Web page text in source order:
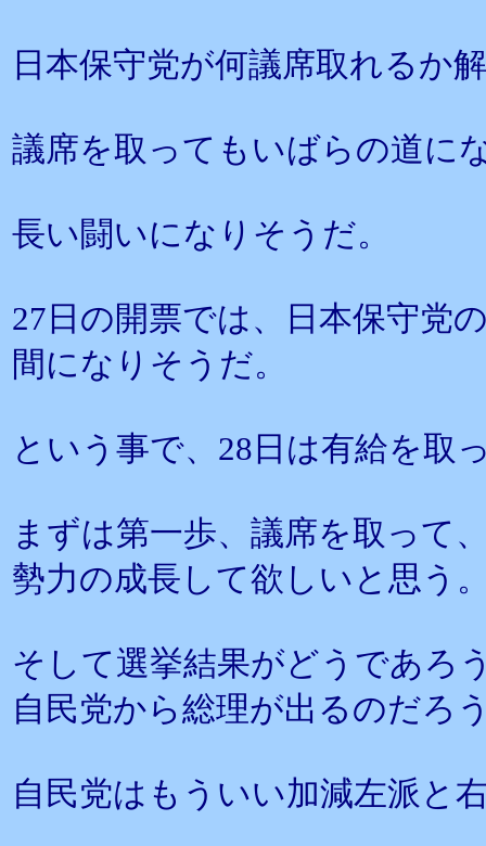
日本保守党が何議席取れるか
議席を取ってもいばらの道に
長い闘いになりそうだ。
27日の開票では、日本保守党
間になりそうだ。
という事で、28日は有給を取
まずは第一歩、議席を取って
勢力の成長して欲しいと思う
そして選挙結果がどうであろ
自民党から総理が出るのだろ
自民党はもういい加減左派と